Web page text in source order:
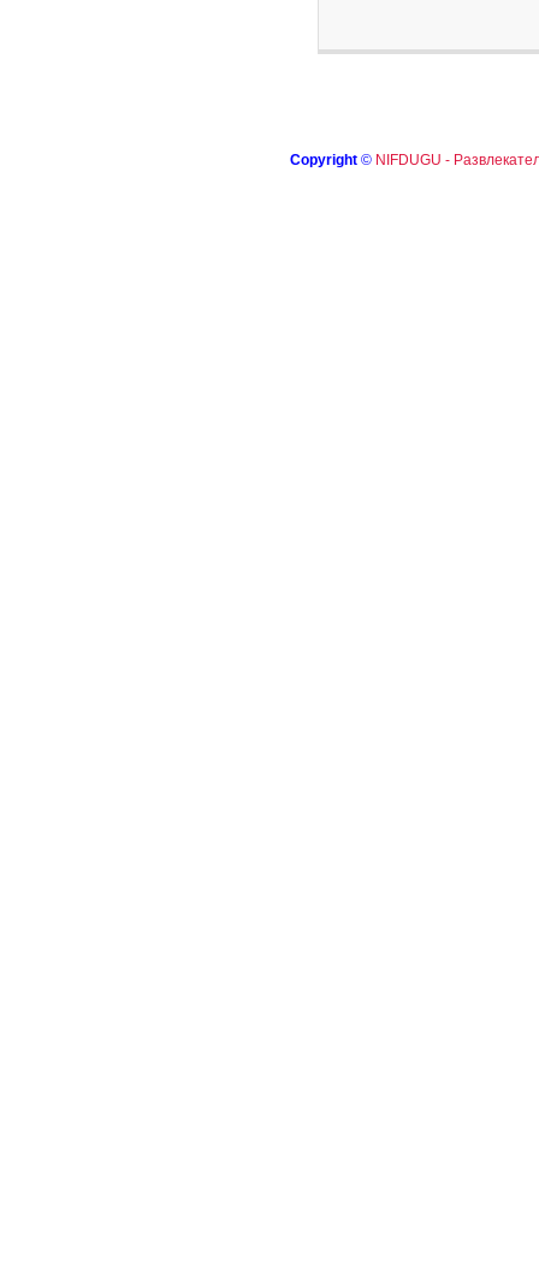
Copyright © NIFDUGU -